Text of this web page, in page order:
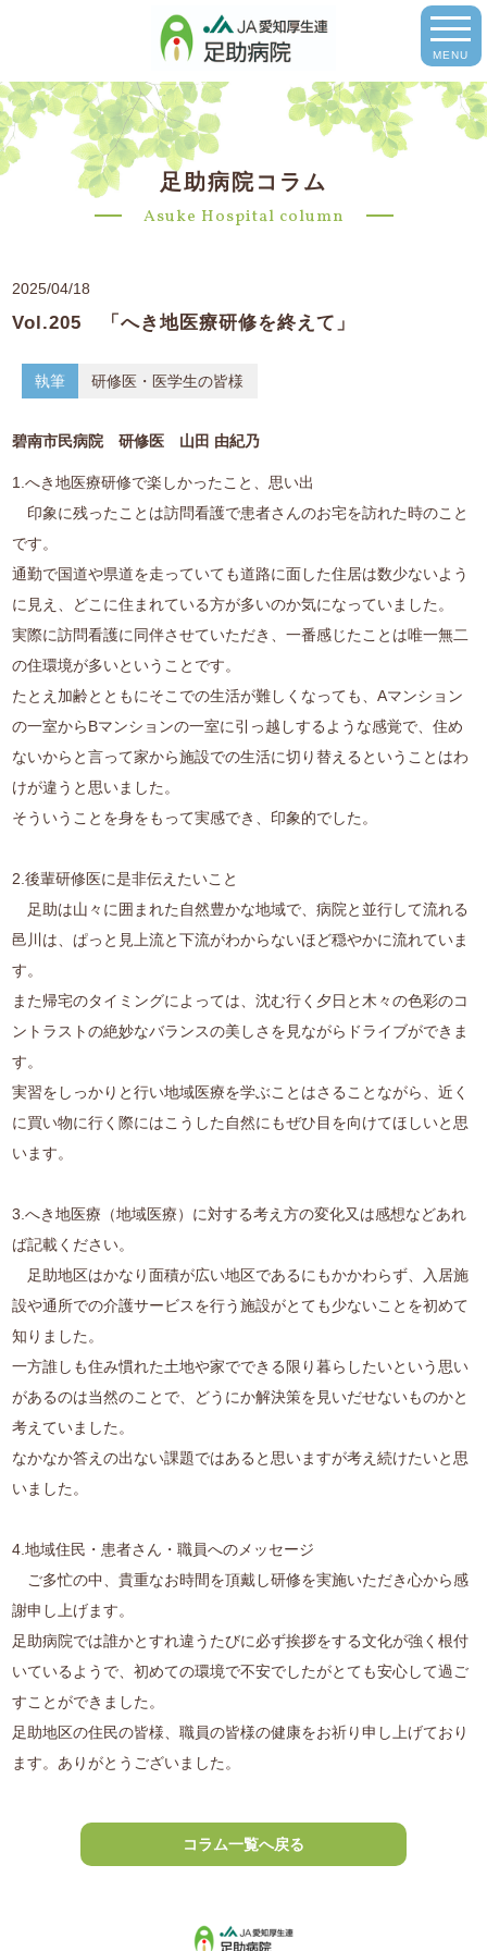
MENU
足助病院コラム
Asuke Hospital column
2025/04/18
Vol.205 「へき地医療研修を終えて」
執筆 研修医・医学生の皆様
碧南市民病院 研修医 山田 由紀乃
1.へき地医療研修で楽しかったこと、思い出
印象に残ったことは訪問看護で患者さんのお宅を訪れた時のこと
です。
通勤で国道や県道を走っていても道路に面した住居は数少ないよう
に見え、どこに住まれている方が多いのか気になっていました。
実際に訪問看護に同伴させていただき、一番感じたことは唯一無二
の住環境が多いということです。
たとえ加齢とともにそこでの生活が難しくなっても、Aマンション
の一室からBマンションの一室に引っ越しするような感覚で、住め
ないからと言って家から施設での生活に切り替えるということはわ
けが違うと思いました。
そういうことを身をもって実感でき、印象的でした。
2.後輩研修医に是非伝えたいこと
足助は山々に囲まれた自然豊かな地域で、病院と並行して流れる
邑川は、ぱっと見上流と下流がわからないほど穏やかに流れていま
す。
また帰宅のタイミングによっては、沈む行く夕日と木々の色彩のコ
ントラストの絶妙なバランスの美しさを見ながらドライブができま
す。
実習をしっかりと行い地域医療を学ぶことはさることながら、近く
に買い物に行く際にはこうした自然にもぜひ目を向けてほしいと思
います。
3.へき地医療（地域医療）に対する考え方の変化又は感想などあれ
ば記載ください。
足助地区はかなり面積が広い地区であるにもかかわらず、入居施
設や通所での介護サービスを行う施設がとても少ないことを初めて
知りました。
一方誰しも住み慣れた土地や家でできる限り暮らしたいという思い
があるのは当然のことで、どうにか解決策を見いだせないものかと
考えていました。
なかなか答えの出ない課題ではあると思いますが考え続けたいと思
いました。
4.地域住民・患者さん・職員へのメッセージ
ご多忙の中、貴重なお時間を頂戴し研修を実施いただき心から感
謝申し上げます。
足助病院では誰かとすれ違うたびに必ず挨拶をする文化が強く根付
いているようで、初めての環境で不安でしたがとても安心して過ご
すことができました。
足助地区の住民の皆様、職員の皆様の健康をお祈り申し上げており
ます。ありがとうございました。
コラム一覧へ戻る